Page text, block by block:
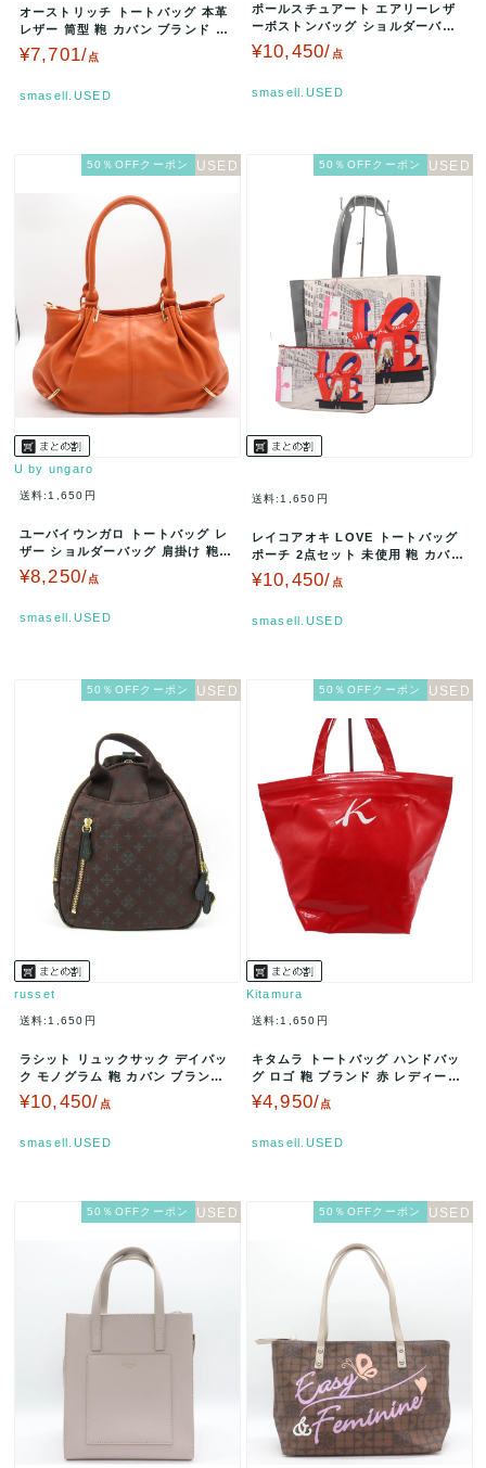
オーストリッチ トートバッグ 本革
レザー 筒型 鞄 カバン ブランド レ
ディース レッド ostr…
¥7,701/点
smasell.USED
ポールスチュアート エアリーレザ
ーボストンバッグ ショルダーバッ
グ 本革 鞄 ブランド レディース …
¥10,450/ 点
smasell.USED
50％OFFクーポン
U by ungaro
送料:1,650円
ユーバイウンガロ トートバッグ レ
ザー ショルダーバッグ 肩掛け 鞄
カバン ブランド レディース …
¥8,250/点
smasell.USED
50％OFFクーポン
送料:1,650円
レイコアオキ LOVE トートバッグ
ポーチ 2点セット 未使用 鞄 カバン
ブランド 日本製 レデ…
¥10,450/ 点
smasell.USED
50％OFFクーポン
russet
送料:1,650円
ラシット リュックサック デイパッ
ク モノグラム 鞄 カバン ブランド
レディース ブラウン rus…
¥10,450/ 点
smasell.USED
50％OFFクーポン
Kitamura
送料:1,650円
キタムラ トートバッグ ハンドバッ
グ ロゴ 鞄 ブランド 赤 レディース
レッド Kitamura …
¥4,950/点
smasell.USED
50％OFFクーポン 50％OFFクーポン